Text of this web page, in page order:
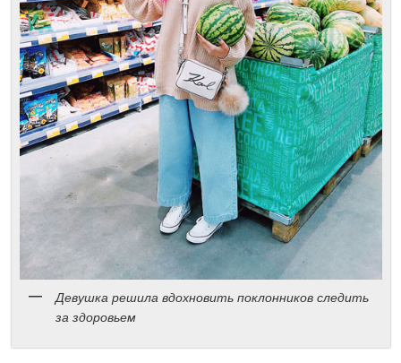
Девушка решила вдохновить поклонников следить
за здоровьем